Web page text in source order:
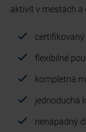
aktivít v mestách a
flexibilné
kompletná
jednoduchá
nenápadný